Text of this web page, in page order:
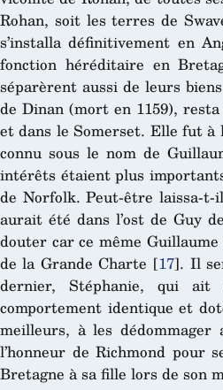
Rohan, soit les terres de
s’installa définitivement en
fonction héréditaire en
séparèrent aussi de leurs
de Dinan (mort en 1159),
et dans le Somerset. Elle fut à
connu sous le nom de
intérêts étaient plus
de Norfolk. Peut-être laissa-t-
aurait été dans l’ost de Guy
douter car ce même
de la Grande Charte [17]. Il
dernier, Stéphanie, qui ait
comportement identique et
meilleurs, à les
l’honneur de Richmond pour
Bretagne à sa fille lors de son